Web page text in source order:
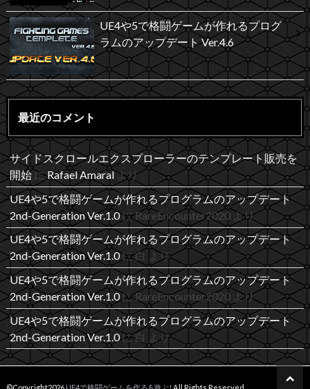
UE4や5で格闘ゲームが作れるプログ
ラムのアップデート Ver.4.6
最近のコメント
サイドスクロールエクスプローラーのテンプレート販売を
開始にRafael Amaralより
UE4や5で格闘ゲームが作れるプログラムのアップデート
2nd-Generation Ver.1.0にRareEncounter2020より
UE4や5で格闘ゲームが作れるプログラムのアップデート
2nd-Generation Ver.1.0に白 より
UE4や5で格闘ゲームが作れるプログラムのアップデート
2nd-Generation Ver.1.0にRareEncounter2020より
UE4や5で格闘ゲームが作れるプログラムのアップデート
2nd-Generation Ver.1.0に白 より
©Copyright2026 UE4で格闘ゲームを作る&遊ぶ! .All Rights Reserved.